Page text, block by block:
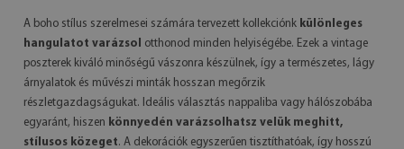
A boho stílus szerelmesei számára tervezett kollekciónk különleges
hangulatot varázsol
otthonod minden helyiségébe. Ezek a vintage
poszterek kiváló minőségű vászonra készülnek, így a természetes, lágy
árnyalatok és művészi minták hosszan megőrzik
részletgazdagságukat. Ideális választás nappaliba vagy hálószobába
egyaránt, hiszen könnyedén varázsolhatsz velük meghitt,
stílusos közeget. A dekorációk egyszerűen tisztíthatóak, így hosszú